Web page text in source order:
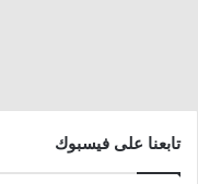
تابعنا على فيسبوك